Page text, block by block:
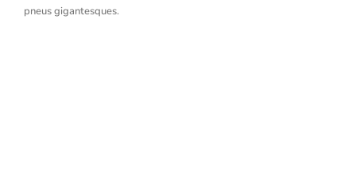
pneus gigantesques.